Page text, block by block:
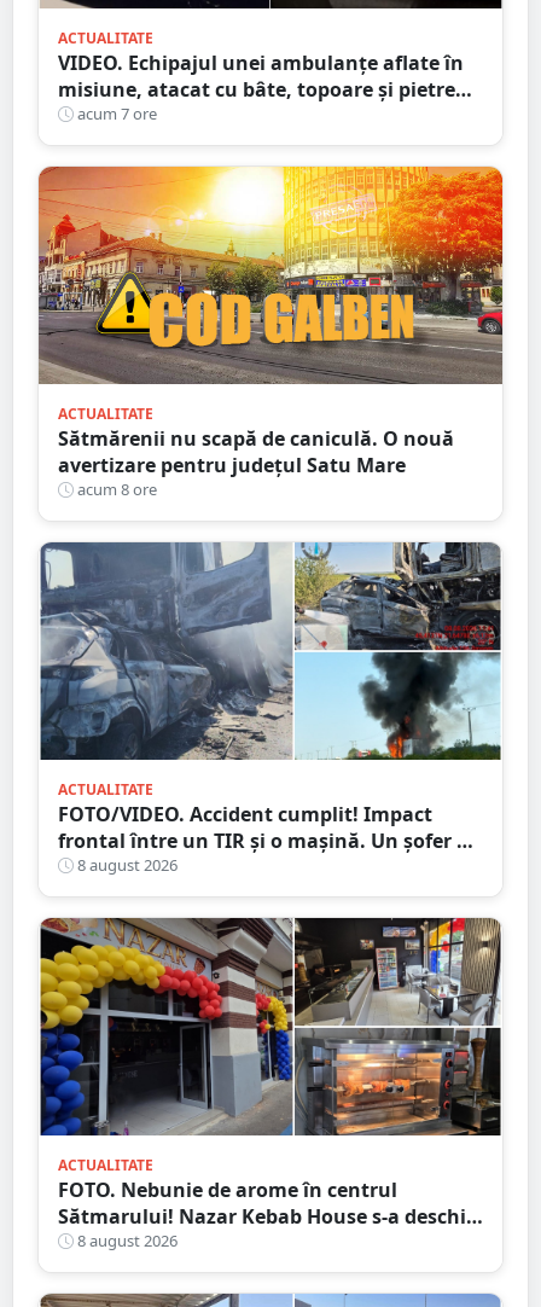
ACTUALITATE
VIDEO. Echipajul unei ambulanțe aflate în
misiune, atacat cu bâte, topoare și pietre
într-un județ din țară. Totul din cauza
zvonurilor de pe Tik Tok
acum 7 ore
ACTUALITATE
Sătmărenii nu scapă de caniculă. O nouă
avertizare pentru județul Satu Mare
acum 8 ore
ACTUALITATE
FOTO/VIDEO. Accident cumplit! Impact
frontal între un TIR și o mașină. Un șofer a
murit carbonizat
8 august 2026
ACTUALITATE
FOTO. Nebunie de arome în centrul
Sătmarului! Nazar Kebab House s-a deschis
cu șaorma la 20 de lei, azi și mâine
8 august 2026